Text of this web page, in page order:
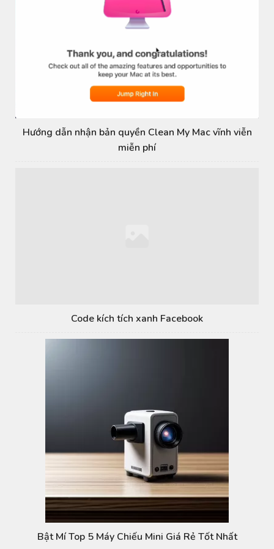
Hướng dẫn nhận bản quyền Clean My Mac vĩnh viễn
miễn phí
Code kích tích xanh Facebook
Bật Mí Top 5 Máy Chiếu Mini Giá Rẻ Tốt Nhất